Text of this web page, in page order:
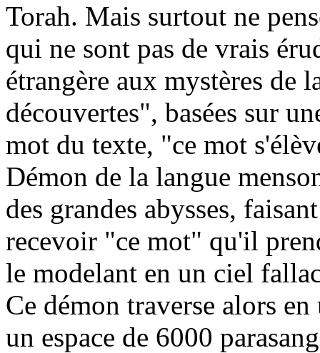
Torah. Mais surtout ne
qui ne sont pas de vrais
étrangère aux mystères de
découvertes", basées sur
mot du texte, "ce mot
Démon de la langue
des grandes abysses,
recevoir "ce mot" qu'il
le modelant en un ciel
Ce démon traverse alors
un espace de 6000